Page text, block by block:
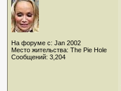
На форуме с: Jan 2002
Место жительства: The Pie Hole
Сообщений: 3,204